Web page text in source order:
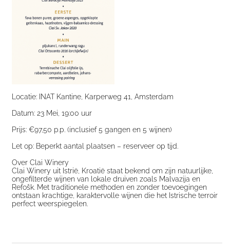
Locatie: INAT Kantine, Karperweg 41, Amsterdam
Datum: 23 Mei, 19:00 uur
Prijs: €97,50 p.p. (inclusief 5 gangen en 5 wijnen)
Let op: Beperkt aantal plaatsen – reserveer op tijd.
Over Clai Winery
Clai Winery uit Istrië, Kroatië staat bekend om zijn natuurlijke,
ongefilterde wijnen van lokale druiven zoals Malvazija en
Refošk. Met traditionele methoden en zonder toevoegingen
ontstaan krachtige, karaktervolle wijnen die het Istrische terroir
perfect weerspiegelen.